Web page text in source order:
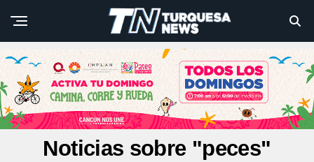
Noticias sobre "peces"